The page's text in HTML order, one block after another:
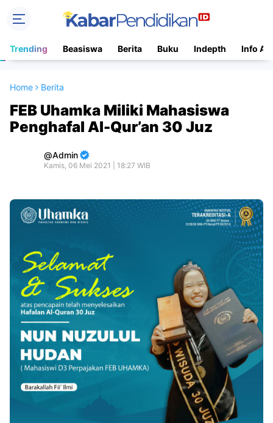
Trending Beasiswa Berita Buku Indepth Info
Home Berita
FEB Uhamka Miliki Mahasiswa
Penghafal Al-Qur’an 30 Juz
Admin
Kamis, 06 Mei 2021 | 18:27 WIB